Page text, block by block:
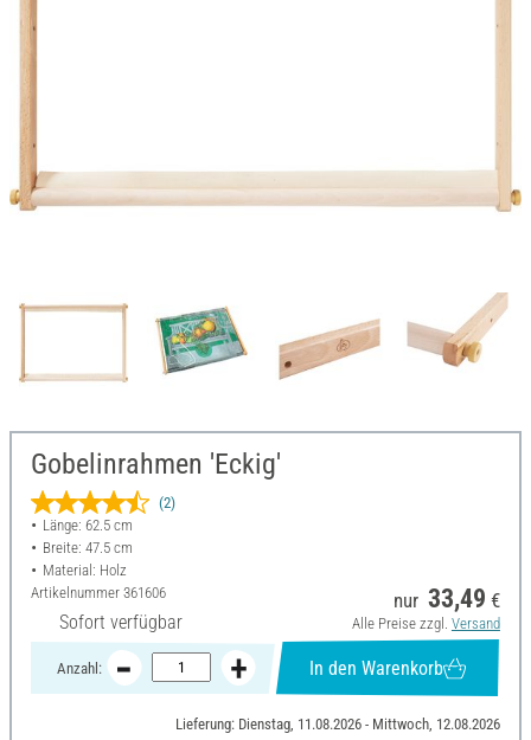
Gobelinrahmen 'Eckig'
(2)
Länge: 62.5 cm
Breite: 47.5 cm
Material: Holz
Artikelnummer 361606
Sofort verfügbar
nur 33,49 €
Alle Preise zzgl. Versand
Anzahl: In den Warenkorb
Lieferung: Dienstag, 11.08.2026 - Mittwoch, 12.08.2026